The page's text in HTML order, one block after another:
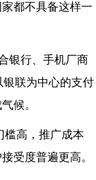
都不具备这样一
银行、手机厂商
联为中心的支付
候。
槛高，推广成本
受度普遍更高。